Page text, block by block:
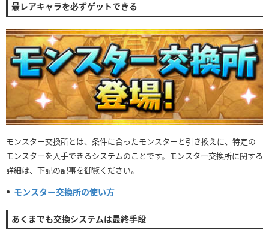
最レアキャラを必ずゲットできる
モンスター交換所とは、条件に合ったモンスターと引き換えに、特定の
モンスターを入手できるシステムのことです。モンスター交換所に関する
詳細は、下記の記事を御覧ください。
モンスター交換所の使い方
あくまでも交換システムは最終手段